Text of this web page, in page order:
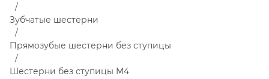
Зубчатые шестерни
Прямозубые шестерни без ступицы
Шестерни без ступицы М4